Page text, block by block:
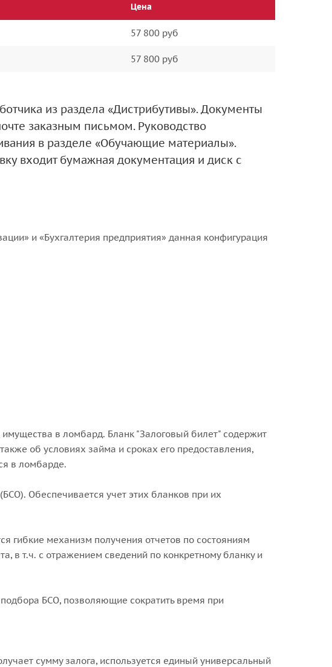
Цена
57 800 руб
57 800 руб
из раздела «Дистрибутивы». Документы
заказным письмом. Руководство
в разделе «Обучающие материалы».
входит бумажная документация и диск с
и «Бухгалтерия предприятия» данная конфигурация
в ломбард. Бланк "Залоговый билет" содержит
об условиях займа и сроках его предоставления,
в ломбарде.
Обеспечивается учет этих бланков при их
гибкие механизм получения отчетов по состояниям
в т.ч. с отражением сведений по конкретному бланку и
БСО, позволяющие сократить время при
сумму залога, используется единый универсальный